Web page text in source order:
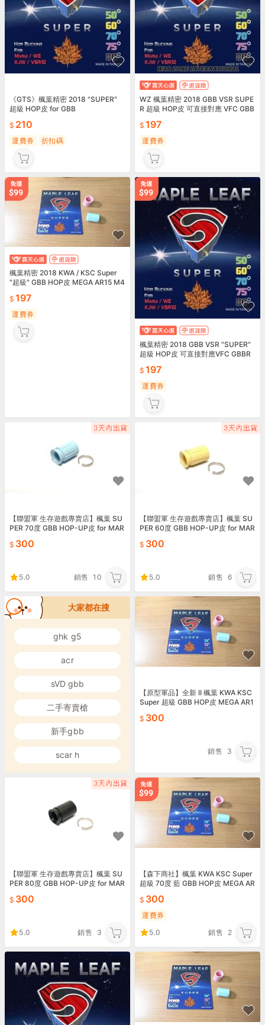
《GTS》楓葉精密 2018 "SUPER"
超級 HOP皮 for GBB
210
運費券 折扣碼
WZ 楓葉精密 2018 GBB VSR SUPE
R 超級 HOP皮 可直接對應 VFC GBB
197
運費券
楓葉精密 2018 KWA / KSC Super
"超級" GBB HOP皮 MEGA AR15 M4
197
運費券
楓葉精密 2018 GBB VSR "SUPER"
超級 HOP皮 可直接對應VFC GBBR
197
運費券
【聯盟軍 生存遊戲專賣店】楓葉 SU
PER 70度 GBB HOP-UP皮 for MAR
300
5.0 銷售 10
【聯盟軍 生存遊戲專賣店】楓葉 SU
PER 60度 GBB HOP-UP皮 for MAR
300
5.0 銷售 6
大家都在搜
ghk g5
acr
sVD gbb
二手寄賣槍
新手gbb
scar h
【原型軍品】全新 II 楓葉 KWA KSC
Super 超級 GBB HOP皮 MEGA AR1
300
銷售 3
【聯盟軍 生存遊戲專賣店】楓葉 SU
PER 80度 GBB HOP-UP皮 for MAR
300
5.0 銷售 3
【森下商社】楓葉 KWA KSC Super
超級 70度 藍 GBB HOP皮 MEGA AR
300
運費券
5.0
銷售 2